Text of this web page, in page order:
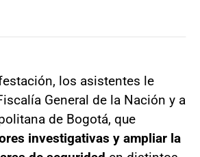
los asistentes le
General de la Nación y a
de Bogotá, que
investigativas y ampliar la